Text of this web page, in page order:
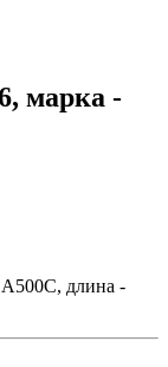
марка -
А500С, длина -